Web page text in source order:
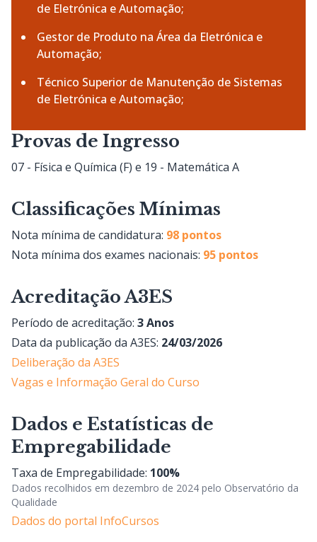
de Eletrónica e Automação;
Gestor de Produto na Área da Eletrónica e
Automação;
Técnico Superior de Manutenção de Sistemas
de Eletrónica e Automação;
Provas de Ingresso
07 - Física e Química (F) e 19 - Matemática A
Classificações Mínimas
Nota mínima de candidatura: 98 pontos
Nota mínima dos exames nacionais: 95 pontos
Acreditação A3ES
Período de acreditação: 3 Anos
Data da publicação da A3ES: 24/03/2026
Deliberação da A3ES
Vagas e Informação Geral do Curso
Dados e Estatísticas de
Empregabilidade
Taxa de Empregabilidade: 100%
Dados recolhidos em dezembro de 2024 pelo Observatório da
Qualidade
Dados do portal InfoCursos